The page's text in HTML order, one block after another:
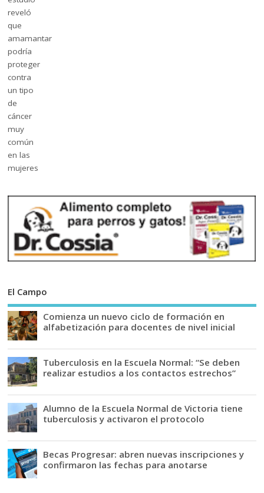
El Campo
Comienza un nuevo ciclo de formación en
alfabetización para docentes de nivel inicial
Tuberculosis en la Escuela Normal: “Se deben
realizar estudios a los contactos estrechos”
Alumno de la Escuela Normal de Victoria tiene
tuberculosis y activaron el protocolo
Becas Progresar: abren nuevas inscripciones y
confirmaron las fechas para anotarse